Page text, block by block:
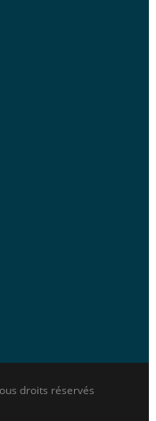
droits réservés